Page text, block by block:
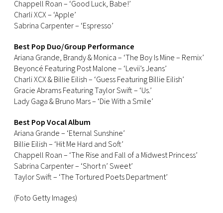
Chappell Roan – ‘Good Luck, Babe!’
Charli XCX – ‘Apple’
Sabrina Carpenter – ‘Espresso’
Best Pop Duo/Group Performance
Ariana Grande, Brandy & Monica – ‘The Boy Is Mine – Remix’
Beyoncé Featuring Post Malone – ‘Levii’s Jeans’
Charli XCX & Billie Eilish – ‘Guess Featuring Billie Eilish’
Gracie Abrams Featuring Taylor Swift – ‘Us.’
Lady Gaga & Bruno Mars – ‘Die With a Smile’
Best Pop Vocal Album
Ariana Grande – ‘Eternal Sunshine’
Billie Eilish – ‘Hit Me Hard and Soft’
Chappell Roan – ‘The Rise and Fall of a Midwest Princess’
Sabrina Carpenter – ‘Short n’ Sweet’
Taylor Swift – ‘The Tortured Poets Department’
(Foto Getty Images)